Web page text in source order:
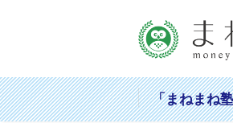
「まねまね